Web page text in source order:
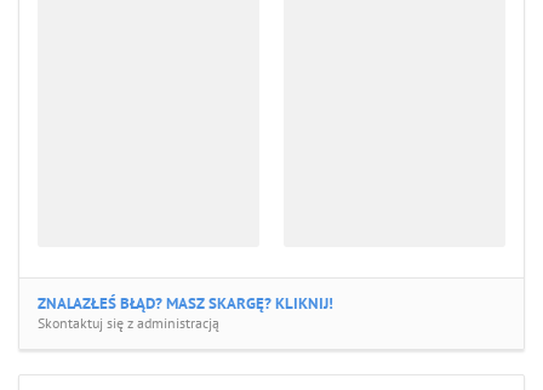
ZNALAZŁEŚ BŁĄD? MASZ SKARGĘ? KLIKNIJ!
Skontaktuj się z administracją